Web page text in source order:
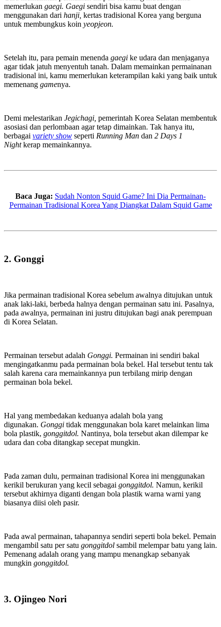
memerlukan gaegi. Gaegi sendiri bisa kamu buat dengan
menggunakan dari hanji, kertas tradisional Korea yang berguna
untuk membungkus koin yeopjeon.
Setelah itu, para pemain menenda gaegi ke udara dan menjaganya
agar tidak jatuh menyentuh tanah. Dalam memainkan permainanan
tradisional ini, kamu memerlukan keterampilan kaki yang baik untuk
memenang gamenya.
Demi melestarikan Jegichagi, pemerintah Korea Selatan membentuk
asosiasi dan perlombaan agar tetap dimainkan. Tak hanya itu,
berbagai variety show seperti Running Man dan 2 Days 1
Nightkerap memainkannya.
Baca Juga: Sudah Nonton Squid Game? Ini Dia Permainan-
Permainan Tradisional Korea Yang Diangkat Dalam Squid Game
2. Gonggi
Jika permainan tradisional Korea sebelum awalnya ditujukan untuk
anak laki-laki, berbeda halnya dengan permainan satu ini. Pasalnya,
pada awalnya, permainan ini justru ditujukan bagi anak perempuan
di Korea Selatan.
Permainan tersebut adalah Gonggi. Permainan ini sendiri bakal
mengingatkanmu pada permainan bola bekel. Hal tersebut tentu tak
salah karena cara memainkannya pun terbilang mirip dengan
permainan bola bekel.
Hal yang membedakan keduanya adalah bola yang
digunakan. Gonggi tidak menggunakan bola karet melainkan lima
bola plastik, gonggitdol. Nantinya, bola tersebut akan dilempar ke
udara dan coba ditangkap secepat mungkin.
Pada zaman dulu, permainan tradisional Korea ini menggunakan
kerikil berukuran yang kecil sebagai gonggitdol. Namun, kerikil
tersebut akhirnya diganti dengan bola plastik warna warni yang
biasanya diisi oleh pasir.
Pada awal permainan, tahapannya sendiri seperti bola bekel. Pemain
mengambil satu per satu gonggitdol sambil melempar batu yang lain.
Pemenang adalah orang yang mampu menangkap sebanyak
mungkin gonggitdol.
3. Ojingeo Nori